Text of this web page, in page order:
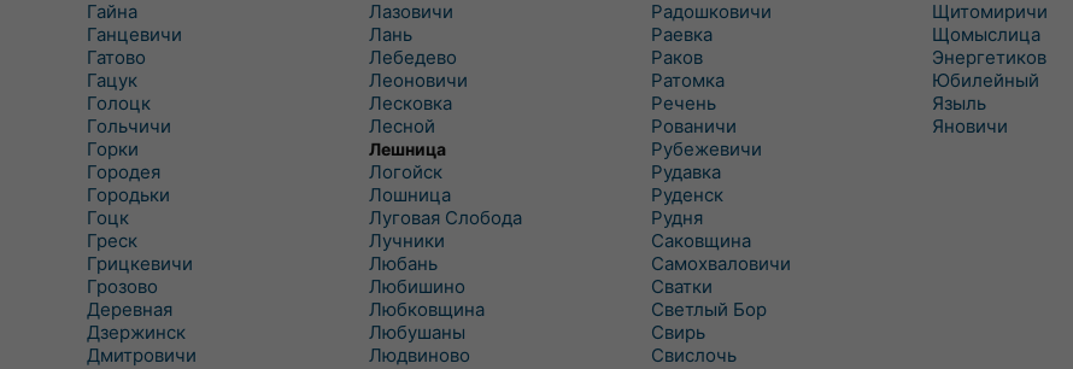
Гайна
Ганцевичи
Гатово
Гацук
Голоцк
Гольчичи
Горки
Городея
Городьки
Гоцк
Греск
Грицкевичи
Грозово
Деревная
Дзержинск
Дмитровичи
Лазовичи
Лань
Лебедево
Леоновичи
Лесковка
Лесной
Лешница
Логойск
Лошница
Луговая Слобода
Лучники
Любань
Любишино
Любковщина
Любушаны
Людвиново
Радошковичи
Раевка
Раков
Ратомка
Речень
Рованичи
Рубежевичи
Рудавка
Руденск
Рудня
Саковщина
Самохваловичи
Сватки
Светлый Бор
Свирь
Свислочь
Щитомиричи
Щомыслица
Энергетиков
Юбилейный
Языль
Яновичи